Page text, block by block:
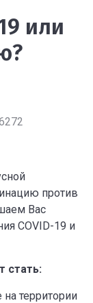
или
против
Вас
COVID-19 и
стать:
территории